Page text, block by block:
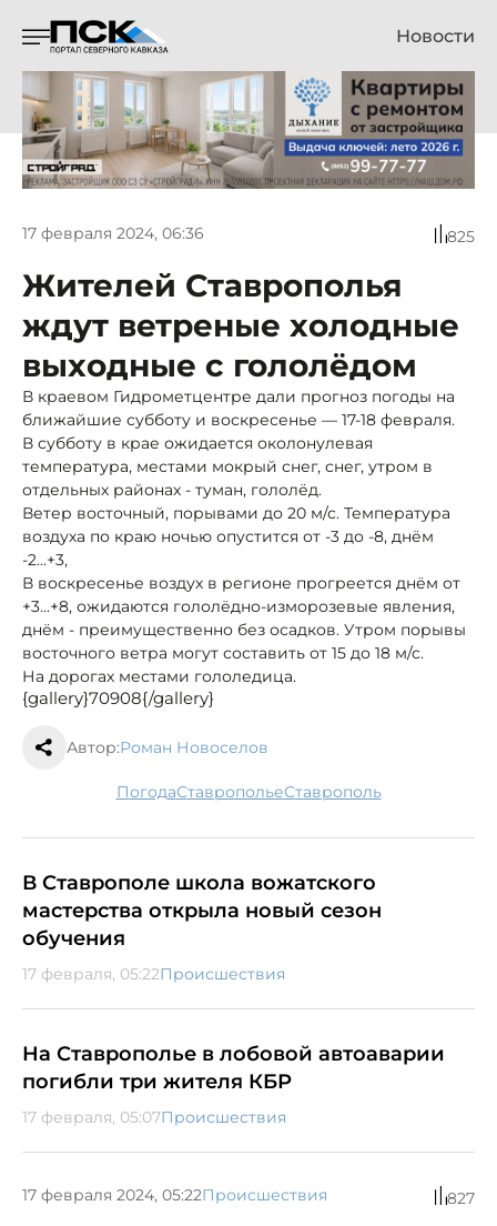
Новости
17 февраля 2024, 06:36 825
Жителей Ставрополья
ждут ветреные холодные
выходные с гололёдом
В краевом Гидрометцентре дали прогноз погоды на
ближайшие субботу и воскресенье — 17-18 февраля.
В субботу в крае ожидается околонулевая
температура, местами мокрый снег, снег, утром в
отдельных районах - туман, гололёд.
Ветер восточный, порывами до 20 м/с. Температура
воздуха по краю ночью опустится от -3 до -8, днём
-2...+3,
В воскресенье воздух в регионе прогреется днём от
+3...+8, ожидаются гололёдно-изморозевые явления,
днём - преимущественно без осадков. Утром порывы
восточного ветра могут составить от 15 до 18 м/с.
На дорогах местами гололедица.
{gallery}70908{/gallery}
Автор:Роман Новоселов
погода Ставрополье Ставрополь
В Ставрополе школа вожатского
мастерства открыла новый сезон
обучения
17 февраля, 05:22Происшествия
На Ставрополье в лобовой автоаварии
погибли три жителя КБР
17 февраля, 05:07Происшествия
17 февраля 2024, 05:22Происшествия 827